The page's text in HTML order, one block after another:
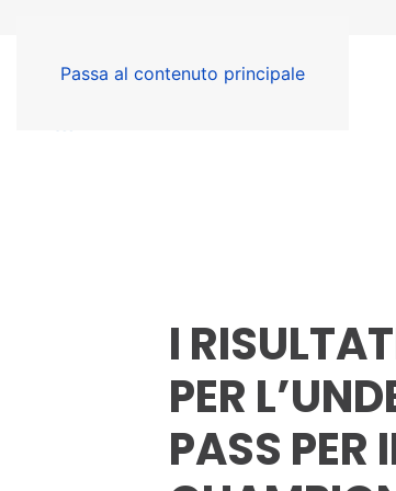
Passa al contenuto principale
I
PER
PASS PER